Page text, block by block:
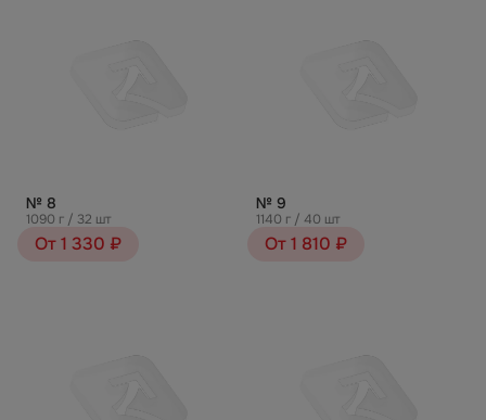
№ 8
1090 г / 32 шт
От 1 330 ₽
№ 9
1140 г / 40 шт
От 1 810 ₽